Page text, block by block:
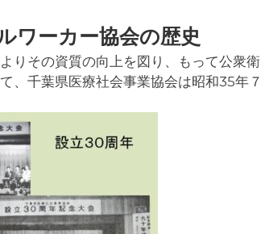
ワーカー協会の歴史
りその資質の向上を図り、もって公衆衛
、千葉県医療社会事業協会は昭和35年７